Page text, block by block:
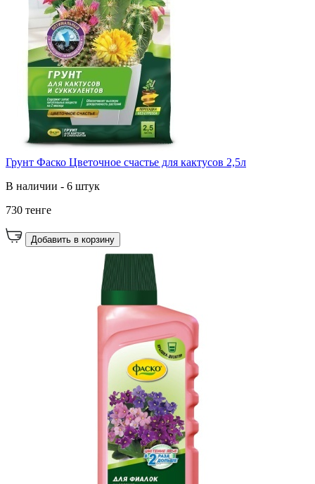
Грунт Фаско Цветочное счастье для кактусов 2,5л
В наличии - 6 штук
730 тенге
Добавить в корзину